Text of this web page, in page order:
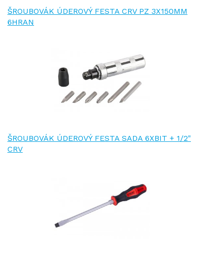
ŠROUBOVÁK ÚDEROVÝ FESTA CRV PZ 3X150MM
6HRAN
ŠROUBOVÁK ÚDEROVÝ FESTA SADA 6XBIT + 1/2"
CRV